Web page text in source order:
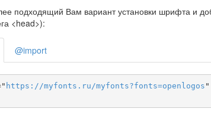
подходящий Вам вариант установки шрифта и
<head>):
@import
https ://myfonts . ru /myfonts?fonts=openlogos